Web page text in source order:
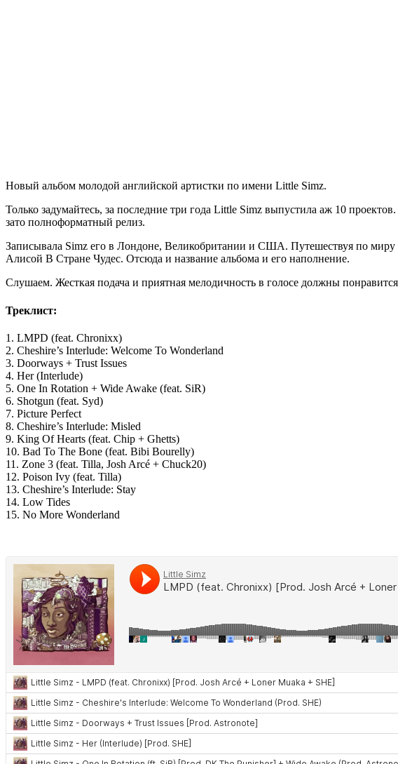
Новый альбом молодой английской артистки по имени Little Simz.
Только задумайтесь, за последние три года Little Simz выпустила аж 10
зато полноформатный релиз.
Записывала Simz его в Лондоне, Великобритании и США. Путешествуя по миру
Алисой В Стране Чудес. Отсюда и название альбома и его наполнение.
Слушаем. Жесткая подача и приятная мелодичность в голосе должны
Треклист:
1. LMPD (feat. Chronixx)
2. Cheshire’s Interlude: Welcome To Wonderland
3. Doorways + Trust Issues
4. Her (Interlude)
5. One In Rotation + Wide Awake (feat. SiR)
6. Shotgun (feat. Syd)
7. Picture Perfect
8. Cheshire’s Interlude: Misled
9. King Of Hearts (feat. Chip + Ghetts)
10. Bad To The Bone (feat. Bibi Bourelly)
11. Zone 3 (feat. Tilla, Josh Arcé + Chuck20)
12. Poison Ivy (feat. Tilla)
13. Cheshire’s Interlude: Stay
14. Low Tides
15. No More Wonderland